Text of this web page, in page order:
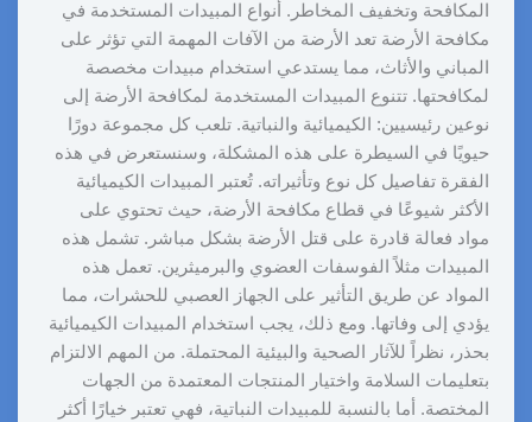
المكافحة وتخفيف المخاطر. أنواع المبيدات المستخدمة في
مكافحة الأرضة تعد الأرضة من الآفات المهمة التي تؤثر على
المباني والأثاث، مما يستدعي استخدام مبيدات مخصصة
لمكافحتها. تتنوع المبيدات المستخدمة لمكافحة الأرضة إلى
نوعين رئيسيين: الكيميائية والنباتية. تلعب كل مجموعة دورًا
حيويًا في السيطرة على هذه المشكلة، وسنستعرض في هذه
الفقرة تفاصيل كل نوع وتأثيراته. تُعتبر المبيدات الكيميائية
الأكثر شيوعًا في قطاع مكافحة الأرضة، حيث تحتوي على
مواد فعالة قادرة على قتل الأرضة بشكل مباشر. تشمل هذه
المبيدات مثلاً الفوسفات العضوي والبرميثرين. تعمل هذه
المواد عن طريق التأثير على الجهاز العصبي للحشرات، مما
يؤدي إلى وفاتها. ومع ذلك، يجب استخدام المبيدات الكيميائية
بحذر، نظراً للآثار الصحية والبيئية المحتملة. من المهم الالتزام
بتعليمات السلامة واختيار المنتجات المعتمدة من الجهات
المختصة. أما بالنسبة للمبيدات النباتية، فهي تعتبر خيارًا أكثر